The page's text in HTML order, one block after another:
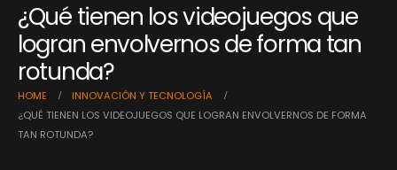
¿Qué tienen los videojuegos que
logran envolvernos de forma tan
rotunda?
HOME
INNOVACIÓN Y TECNOLOGÍA
¿QUÉ TIENEN LOS VIDEOJUEGOS QUE LOGRAN ENVOLVERNOS DE FORMA
TAN ROTUNDA?